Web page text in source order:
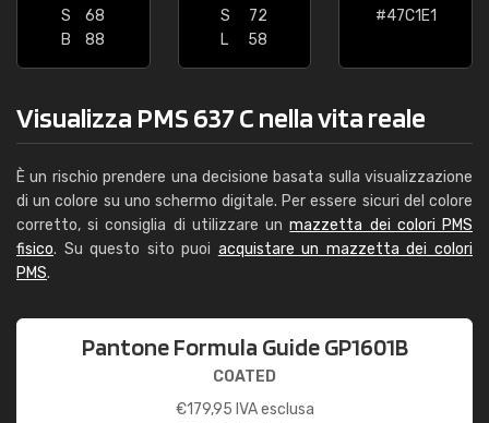
S
68
B
88
S
72
L
58
#47C1E1
Visualizza PMS 637 C nella vita reale
È un rischio prendere una decisione basata sulla visualizzazione
di un colore su uno schermo digitale. Per essere sicuri del colore
corretto, si consiglia di utilizzare unmazzetta dei colori PMS
fisico. Su questo sito puoi acquistare un mazzetta dei colori
PMS.
Pantone Formula Guide GP1601B
COATED
€179,95 IVA esclusa